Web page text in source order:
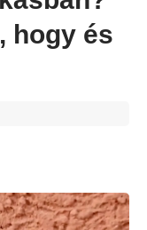
hogy és